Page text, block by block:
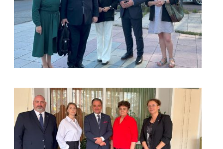
kliknięcie spowoduje powiększenie zdjęcia w galerii